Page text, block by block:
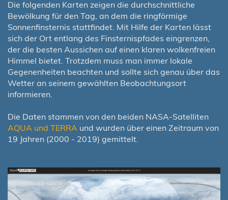
Die folgenden Karten zeigen die durchschnittliche
Bewölkung für den Tag, an dem die ringförmige
Sonnenfinsternis stattfindet. Mit Hilfe der Karten lässt
sich der Ort entlang des Finsternispfades eingrenzen,
der die besten Aussichen auf einen klaren wolkenfreien
Himmel bietet. Trotzdem muss man immer lokale
Gegenenheiten beachten und sollte sich genau über das
Wetter an seinem gewählten Beobachtungsort
informieren.
Die Daten stammen von den beiden NASA-Satelliten
AQUA und TERRA und wurden über einen Zeitraum von
19 Jahren (2000 - 2019) gemittelt.